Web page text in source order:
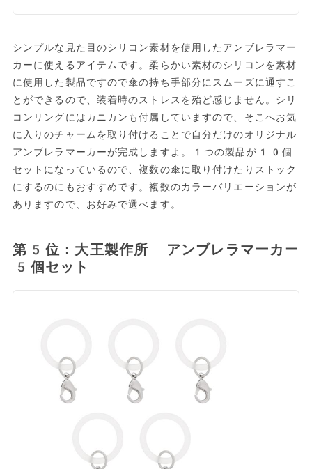
シンプルな見た目のシリコン素材を使用したアンブレラマー
カーに使えるアイテムです。柔らかい素材のシリコンを素材
に使用した製品ですので傘の持ち手部分にスムーズに通すこ
とができるので、装着時のストレスを殆ど感じません。シリ
コンリングにはカニカンも付属していますので、そこへお気
に入りのチャームを取り付けることで自分だけのオリジナル
アンブレラマーカーが完成しますよ。1つの製品が10個
セットになっているので、複数の傘に取り付けたりストック
にするのにもおすすめです。複数のカラーバリエーションが
ありますので、お好みで選べます。
第5位：大王製作所 アンブレラマーカー
5個セット